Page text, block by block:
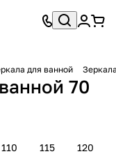
для ванной
70
110 115 120